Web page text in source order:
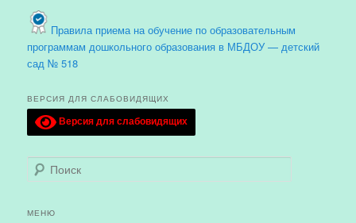
Правила приема на обучение по образовательным
программам дошкольного образования в МБДОУ — детский
сад № 518
ВЕРСИЯ ДЛЯ СЛАБОВИДЯЩИХ
Версия для слабовидящих
Поиск
МЕНЮ